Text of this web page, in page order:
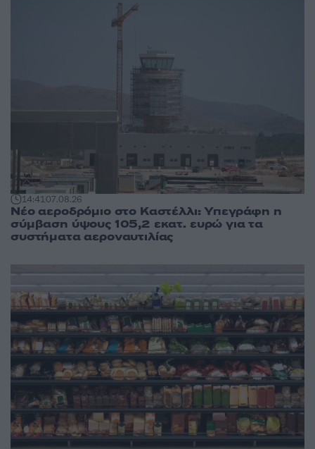
14:4107.08.26
Νέο αεροδρόμιο στο Καστέλλι: Υπεγράφη η
σύμβαση ύψους 105,2 εκατ. ευρώ για τα
συστήματα αεροναυτιλίας